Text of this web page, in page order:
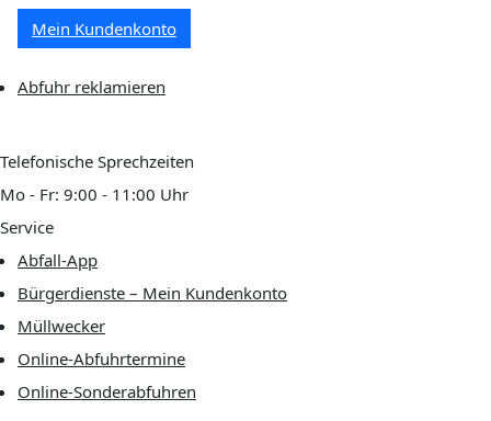
Mein Kundenkonto
Abfuhr reklamieren
Telefonische Sprechzeiten
Mo - Fr: 9:00 - 11:00 Uhr
Service
Abfall-App
Bürgerdienste – Mein Kundenkonto
Müllwecker
Online-Abfuhrtermine
Online-Sonderabfuhren